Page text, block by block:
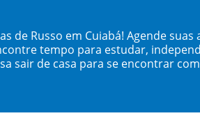
de Russo em Cuiabá! Agende suas
tempo para estudar,
sair de casa para se encontrar